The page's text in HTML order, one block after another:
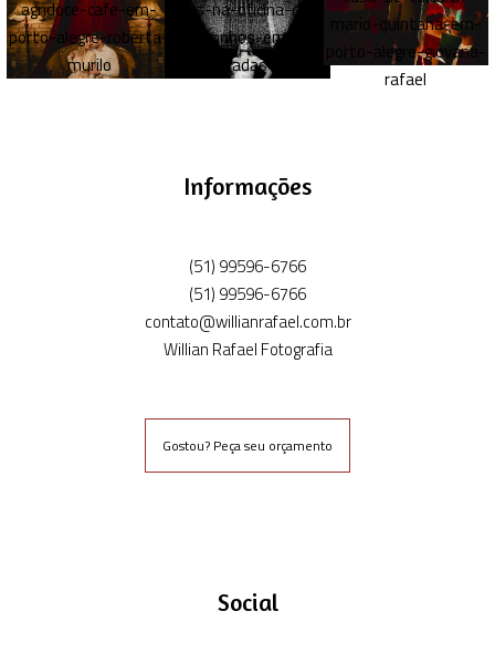
Informações
(51) 99596-6766
(51) 99596-6766
contato@willianrafael.com.br
Willian Rafael Fotografia
Gostou? Peça seu orçamento
Social